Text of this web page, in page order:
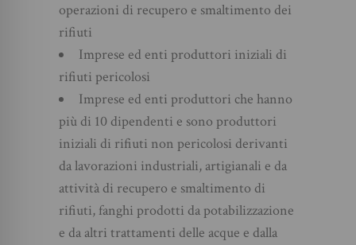
operazioni di recupero e smaltimento dei
rifiuti
Imprese ed enti produttori iniziali di
rifiuti pericolosi
Imprese ed enti produttori che hanno
più di 10 dipendenti e sono produttori
iniziali di rifiuti non pericolosi derivanti
da lavorazioni industriali, artigianali e da
attività di recupero e smaltimento di
rifiuti, fanghi prodotti da potabilizzazione
e da altri trattamenti delle acque e dalla